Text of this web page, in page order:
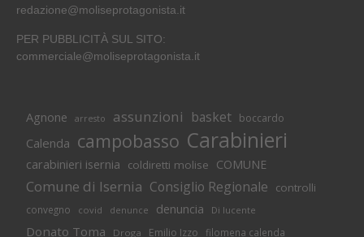
redazione@moliseprotagonista.it
PER PUBBLICITÀ SUL SITO:
commerciale@moliseprotagonista.it
Agnone arresto assunzioni basket boccardo
Calenda campobasso Carabinieri
carabinieri isernia coldiretti molise COMUNE
Comune di Isernia Consiglio Regionale controlli
convegno covid denunce denuncia Di lucente
Donato Toma Droga Emilio Izzo filomena calenda